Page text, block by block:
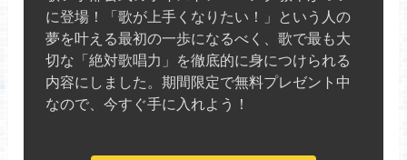
に登場！「歌が上手くなりたい！」という人の
夢を叶える最初の一歩になるべく、歌で最も大
切な「絶対歌唱力」を徹底的に身につけられる
内容にしました。期間限定で無料プレゼント中
なので、今すぐ手に入れよう！